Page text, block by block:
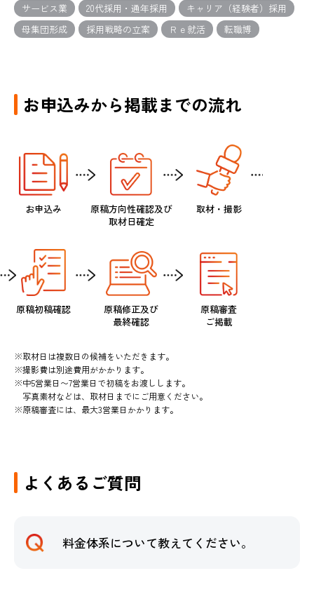
サービス業 20代採用・通年採用
キャリア（経験者）採用
母集団形成
採用戦略の立案 Ｒｅ就活 転職博
お申込みから掲載までの流れ
お申込み
原稿方向性確認及び
取材日確定
取材・撮影
原稿初稿確認
原稿修正及び
最終確認
原稿審査
ご掲載
取材日は複数日の候補をいただきます。
撮影費は別途費用がかかります。
中5営業日〜7営業日で初稿をお渡しします。
写真素材などは、取材日までにご用意ください。
原稿審査には、最大3営業日かかります。
よくあるご質問
料金体系について教えてください。